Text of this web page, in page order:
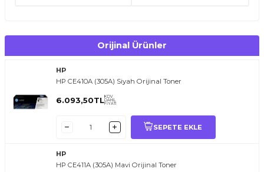
Orijinal Ürünler
HP
HP CE410A (305A) Siyah Orijinal Toner
6.093,50TLKDV
DAHİL
FİYATI
SEPETE EKLE
HP
HP CE411A (305A) Mavi Orijinal Toner